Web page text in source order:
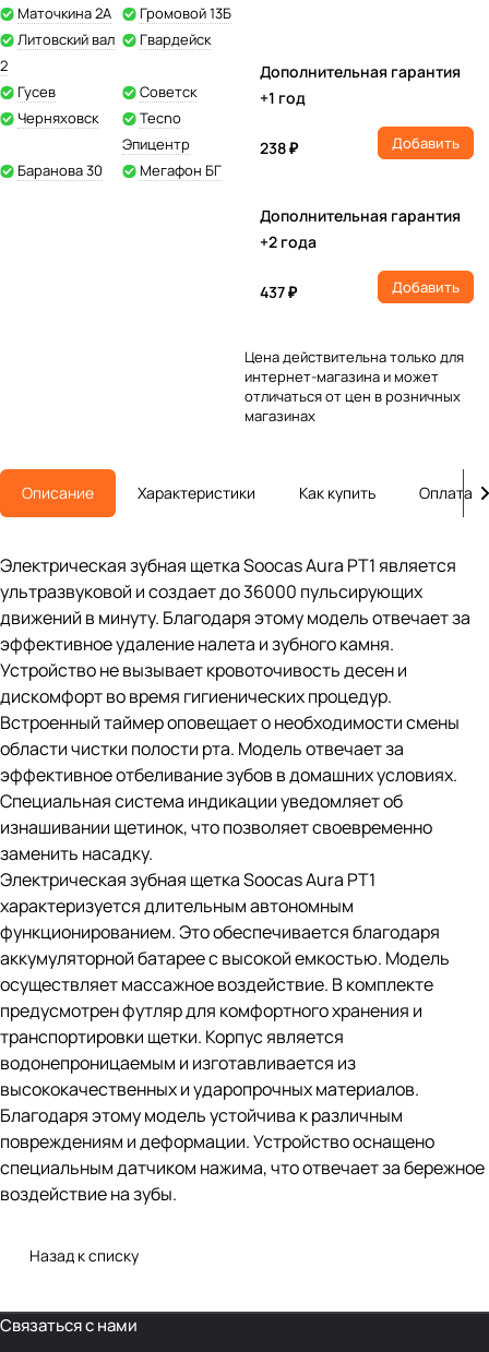
Маточкина 2А
Громовой 13Б
Литовский вал
2
Гвардейск
Гусев
Советск
Черняховск
Tecno
Эпицентр
Баранова 30
Мегафон БГ
Дополнительная гарантия
+1 год
238 ₽ Добавить
Дополнительная гарантия
+2 года
437 ₽ Добавить
Цена действительна только для
интернет-магазина и может
отличаться от цен в розничных
магазинах
Описание Характеристики Как купить Оплата
Электрическая зубная щетка Soocas Aura PT1 является
ультразвуковой и создает до 36000 пульсирующих
движений в минуту. Благодаря этому модель отвечает за
эффективное удаление налета и зубного камня.
Устройство не вызывает кровоточивость десен и
дискомфорт во время гигиенических процедур.
Встроенный таймер оповещает о необходимости смены
области чистки полости рта. Модель отвечает за
эффективное отбеливание зубов в домашних условиях.
Специальная система индикации уведомляет об
изнашивании щетинок, что позволяет своевременно
заменить насадку.
Электрическая зубная щетка Soocas Aura PT1
характеризуется длительным автономным
функционированием. Это обеспечивается благодаря
аккумуляторной батарее с высокой емкостью. Модель
осуществляет массажное воздействие. В комплекте
предусмотрен футляр для комфортного хранения и
транспортировки щетки. Корпус является
водонепроницаемым и изготавливается из
высококачественных и ударопрочных материалов.
Благодаря этому модель устойчива к различным
повреждениям и деформации. Устройство оснащено
специальным датчиком нажима, что отвечает за бережное
воздействие на зубы.
Назад к списку
Связаться с нами